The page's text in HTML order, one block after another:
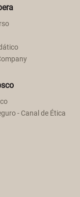
- Canal de Ética